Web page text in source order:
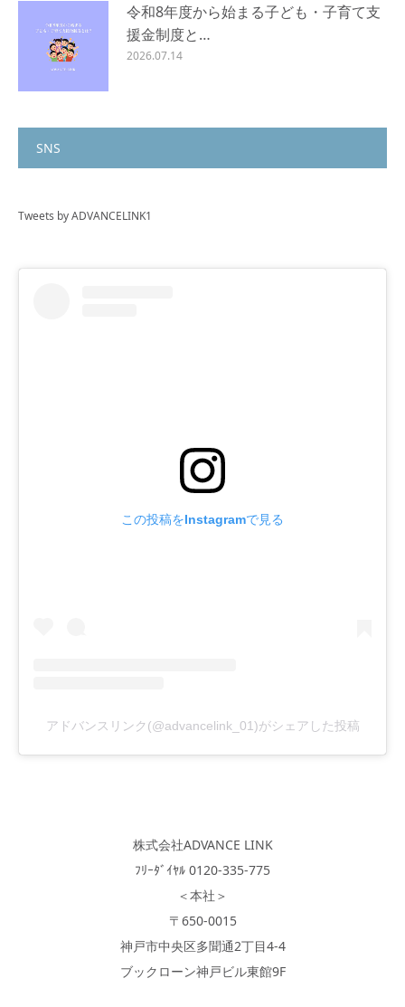
令和8年度から始まる子ども・子育て支
援金制度と…
2026.07.14
SNS
Tweets by ADVANCELINK1
この投稿をInstagramで見る
アドバンスリンク(@advancelink_01)がシェアした投稿
株式会社ADVANCE LINK
ﾌﾘｰﾀﾞｲﾔﾙ 0120-335-775
＜本社＞
〒650-0015
神戸市中央区多聞通2丁目4-4
ブックローン神戸ビル東館9F